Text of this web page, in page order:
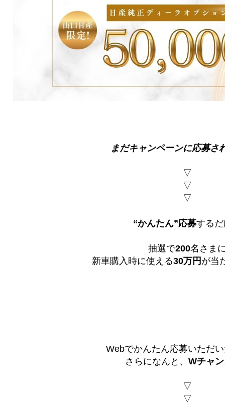
まだキャンペーンに応募さ
▽
▽
▽
“かんたん”応募する
抽選で200名さま
新車購入時に使える30万 円 が当
Webでかんたん応募いただ
さらになんと、 Wチャ
▽
▽